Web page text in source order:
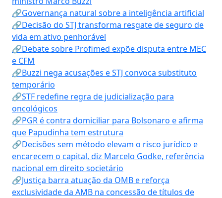
🔗Governança natural sobre a inteligência artificial
🔗Decisão do STJ transforma resgate de seguro de
vida em ativo penhorável
🔗Debate sobre Profimed expõe disputa entre MEC
e CFM
🔗Buzzi nega acusações e STJ convoca substituto
temporário
🔗STF redefine regra de judicialização para
oncológicos
🔗PGR é contra domiciliar para Bolsonaro e afirma
que Papudinha tem estrutura
🔗Decisões sem método elevam o risco jurídico e
encarecem o capital, diz Marcelo Godke, referência
nacional em direito societário
🔗Justiça barra atuação da OMB e reforça
exclusividade da AMB na concessão de títulos de